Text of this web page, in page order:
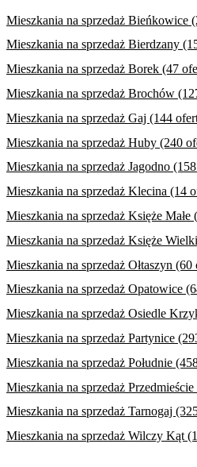
Mieszkania na sprzedaż Bieńkowice
Mieszkania na sprzedaż Bierdzany
Mieszkania na sprzedaż Borek (47
Mieszkania na sprzedaż Brochów
Mieszkania na sprzedaż Gaj (144
Mieszkania na sprzedaż Huby (240
Mieszkania na sprzedaż Jagodno
Mieszkania na sprzedaż Klecina (14
Mieszkania na sprzedaż Księże Małe
Mieszkania na sprzedaż Księże
Mieszkania na sprzedaż Ołtaszyn (60
Mieszkania na sprzedaż Opatowice
Mieszkania na sprzedaż Osiedle
Mieszkania na sprzedaż Partynice
Mieszkania na sprzedaż Południe
Mieszkania na sprzedaż
Mieszkania na sprzedaż Tarnogaj
Mieszkania na sprzedaż Wilczy Kąt